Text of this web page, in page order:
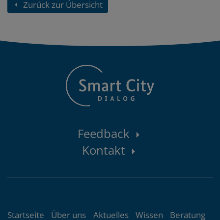
Zurück zur Übersicht
Kontaktbereich
Feedback
Kontakt
Themenübersicht
Startseite Über uns Aktuelles Wissen Beratung